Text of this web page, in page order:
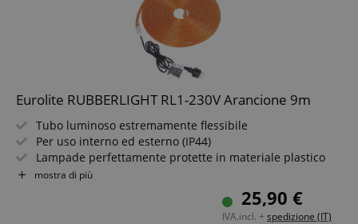
Eurolite RUBBERLIGHT RL1-230V Arancione 9m
Tubo luminoso estremamente flessibile
Per uso interno ed esterno (IP44)
Lampade perfettamente protette in materiale plastico
tondo
mostra di più
25,90 €
IVA.incl. + spedizione (IT)